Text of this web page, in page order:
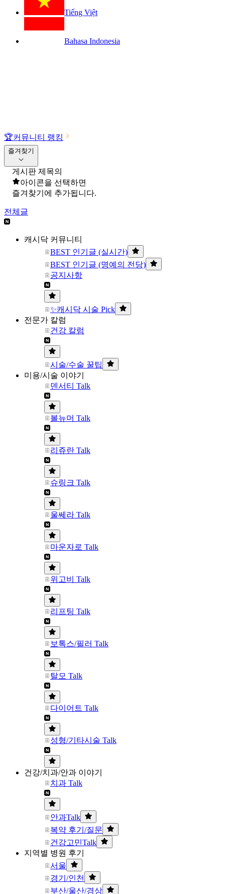
Tiếng Việt
Bahasa Indonesia
🏆커뮤니티 랭킹
즐겨찾기
게시판 제목의
아이콘을 선택하면
즐겨찾기에 추가됩니다.
전체글
캐시닥 커뮤니티
BEST 인기글 (실시간)
BEST 인기글 (명예의 전당)
공지사항
✨캐시닥 시술 Pick
전문가 칼럼
건강 칼럼
시술/수술 꿀팁
미용/시술 이야기
덴서티 Talk
볼뉴머 Talk
리쥬란 Talk
슈링크 Talk
울쎄라 Talk
마운자로 Talk
위고비 Talk
리프팅 Talk
보톡스/필러 Talk
탈모 Talk
다이어트 Talk
성형/기타시술 Talk
건강/치과/안과 이야기
치과 Talk
안과Talk
복약 후기/질문
건강고민Talk
지역별 병원 후기
서울
경기/인천
부산/울산/경상